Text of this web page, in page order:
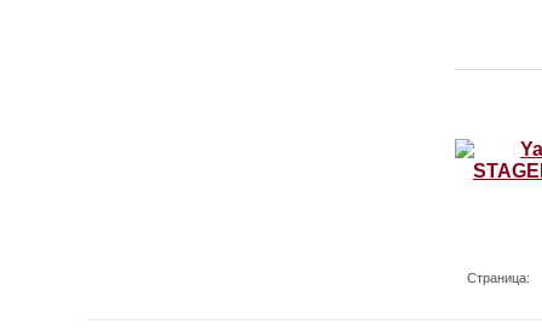
Страница: